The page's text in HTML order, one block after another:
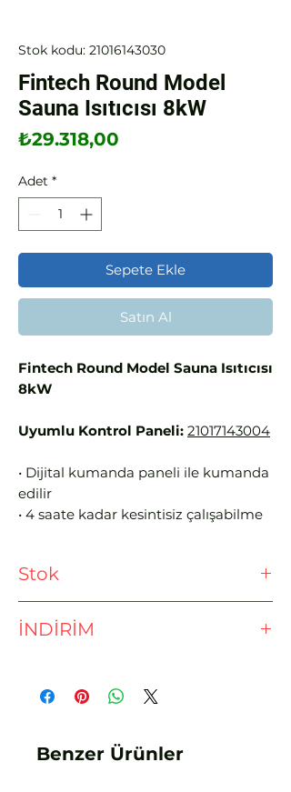
Stok kodu: 21016143030
Fintech Round Model
Sauna Isıtıcısı 8kW
₺29.318,00
Adet *
Sepete Ekle
Satın Al
Fintech Round Model Sauna Isıtıcısı
8kW
Uyumlu Kontrol Paneli: 21017143004
• Dijital kumanda paneli ile kumanda
edilir
• 4 saate kadar kesintisiz çalışabilme
şık bir tasarım imkanı sunar
• Özel tasarlanmış yüksek verimli
rezistanslar kullanılmıştır
• Aşırı ısınma durumunda cihazı
Stok
lütfen stok sorunuz.
İNDİRİM
Benzer Ürünler